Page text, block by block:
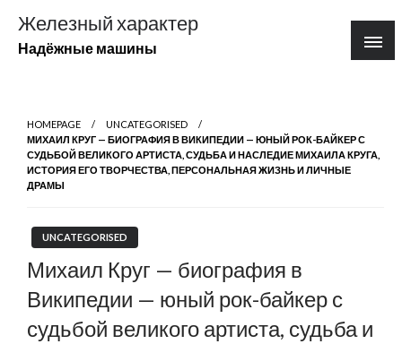
содержимому
Железный характер
Надёжные машины
HOMEPAGE
UNCATEGORISED
МИХАИЛ КРУГ — БИОГРАФИЯ В ВИКИПЕДИИ — ЮНЫЙ РОК-БАЙКЕР С
СУДЬБОЙ ВЕЛИКОГО АРТИСТА, СУДЬБА И НАСЛЕДИЕ МИХАИЛА КРУГА,
ИСТОРИЯ ЕГО ТВОРЧЕСТВА, ПЕРСОНАЛЬНАЯ ЖИЗНЬ И ЛИЧНЫЕ
ДРАМЫ
UNCATEGORISED
Михаил Круг — биография в
Википедии — юный рок-байкер с
судьбой великого артиста, судьба и